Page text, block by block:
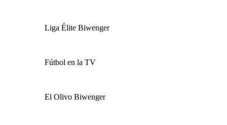
Liga Élite Biwenger
Fútbol en la TV
El Olivo Biwenger